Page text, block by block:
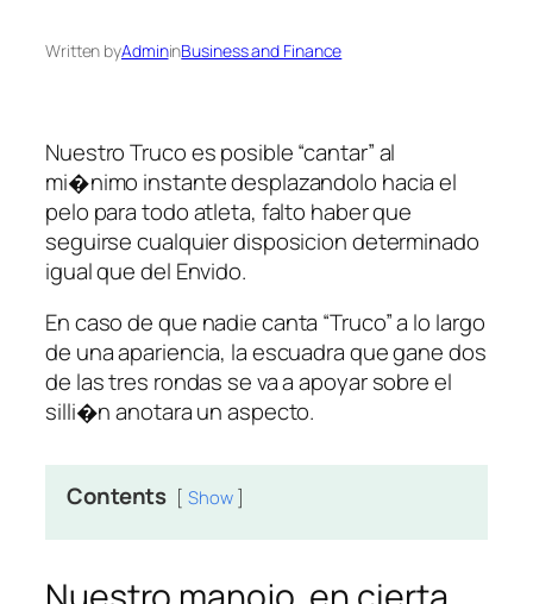
Written byAdmininBusiness and Finance
Nuestro Truco es posible “cantar” al
mi�nimo instante desplazandolo hacia el
pelo para todo atleta, falto haber que
seguirse cualquier disposicion determinado
igual que del Envido.
En caso de que nadie canta “Truco” a lo largo
de una apariencia, la escuadra que gane dos
de las tres rondas se va a apoyar sobre el
silli�n anotara un aspecto.
Contents Show